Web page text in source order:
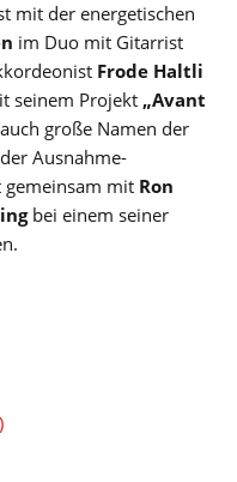
mit der energetischen
im Duo mit Gitarrist
Frode Haltli
seinem Projekt „Avant
große Namen der
Ausnahme-
gemeinsam mit Ron
bei einem seiner